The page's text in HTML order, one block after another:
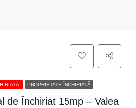
PROPRIETATE ÎNCHIRIATĂ
de Închiriat 15mp – Valea